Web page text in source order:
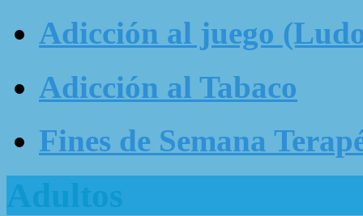
Adicción al juego
Adicción al Tabaco
Fines de Semana
Adultos